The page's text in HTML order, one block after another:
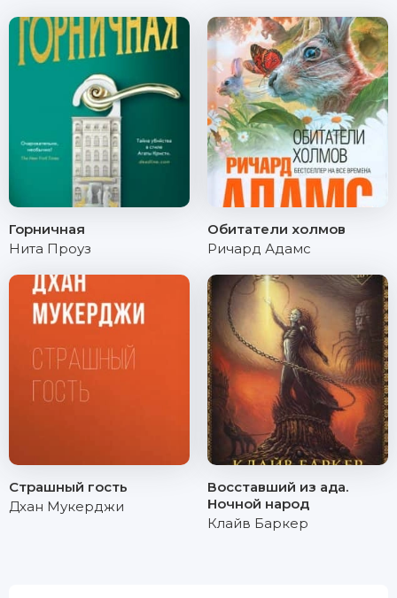
Горничная
Нита Проуз
Обитатели холмов
Ричард Адамс
Страшный гость
Дхан Мукерджи
Восставший из ада.
Ночной народ
Клайв Баркер